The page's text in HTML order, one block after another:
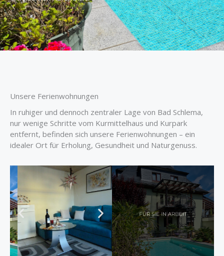
Unsere Ferienwohnungen
In ruhiger und dennoch zentraler Lage von Bad Schlema,
nur wenige Schritte vom Kurmittelhaus und Kurpark
entfernt, befinden sich unsere Ferienwohnungen – ein
idealer Ort für Erholung, Gesundheit und Naturgenuss.